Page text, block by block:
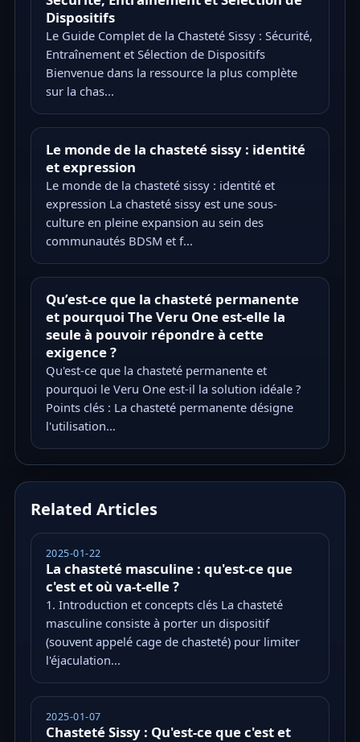
Dispositifs
Le Guide Complet de la Chasteté Sissy : Sécurité,
Entraînement et Sélection de Dispositifs
Bienvenue dans la ressource la plus complète
sur la chas...
Le monde de la chasteté sissy : identité
et expression
Le monde de la chasteté sissy : identité et
expression La chasteté sissy est une sous-
culture en pleine expansion au sein des
communautés BDSM et f...
Qu’est-ce que la chasteté permanente
et pourquoi The Veru One est-elle la
seule à pouvoir répondre à cette
exigence ?
Qu'est-ce que la chasteté permanente et
pourquoi le Veru One est-il la solution idéale ?
Points clés : La chasteté permanente désigne
l'utilisation...
Related Articles
2025-01-22
La chasteté masculine : qu'est-ce que
c'est et où va-t-elle ?
1. Introduction et concepts clés La chasteté
masculine consiste à porter un dispositif
(souvent appelé cage de chasteté) pour limiter
l'éjaculation...
2025-01-07
Chasteté Sissy : Qu'est-ce que c'est et